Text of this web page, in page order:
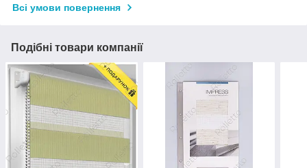
Всі умови повернення
Подібні товари компанії